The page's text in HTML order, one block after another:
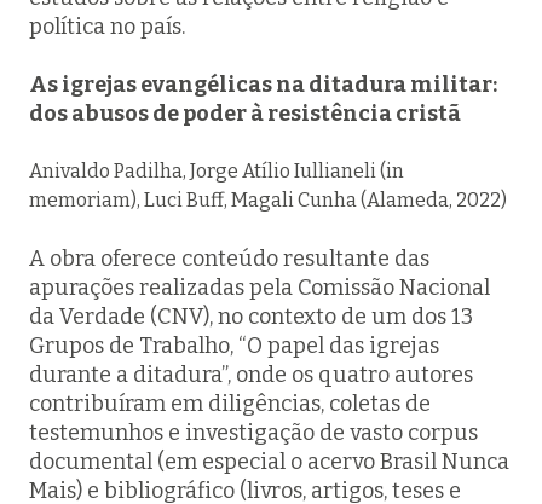
política no país.
As igrejas evangélicas na ditadura militar:
dos abusos de poder à resistência cristã
Anivaldo Padilha, Jorge Atílio Iullianeli (in
memoriam), Luci Buff, Magali Cunha (Alameda, 2022)
A obra oferece conteúdo resultante das
apurações realizadas pela Comissão Nacional
da Verdade (CNV), no contexto de um dos 13
Grupos de Trabalho, “O papel das igrejas
durante a ditadura”, onde os quatro autores
contribuíram em diligências, coletas de
testemunhos e investigação de vasto corpus
documental (em especial o acervo Brasil Nunca
Mais) e bibliográfico (livros, artigos, teses e